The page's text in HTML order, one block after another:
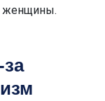
женщины.